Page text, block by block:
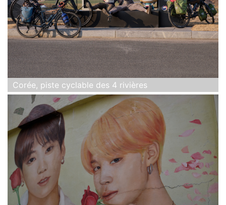
Corée, piste cyclable des 4 rivières